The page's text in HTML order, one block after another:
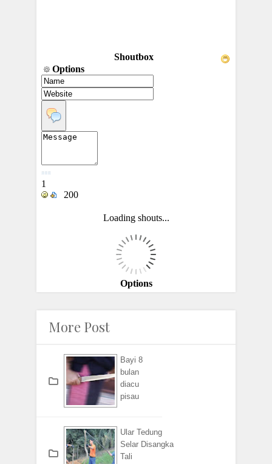
More Post
Bayi 8
bulan
diacu
pisau
Ular Tedung
Selar Disangka
Tali